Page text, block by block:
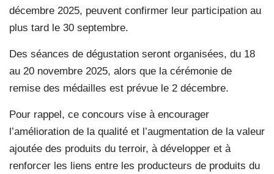
décembre 2025, peuvent confirmer leur participation au
plus tard le 30 septembre.
Des séances de dégustation seront organisées, du 18
au 20 novembre 2025, alors que la cérémonie de
remise des médailles est prévue le 2 décembre.
Pour rappel, ce concours vise à encourager
l’amélioration de la qualité et l’augmentation de la valeur
ajoutée des produits du terroir, à développer et à
renforcer les liens entre les producteurs de produits du